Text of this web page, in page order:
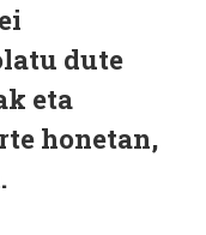
dute
eta
honetan,